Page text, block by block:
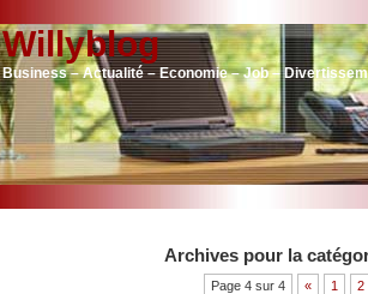
Willyblog
Business – Actualité – Economie – Job –
Archives pour la
Page 4 sur 4 « 1 2